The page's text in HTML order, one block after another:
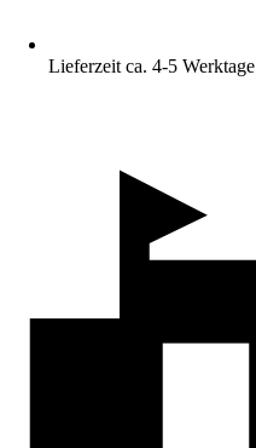
Lieferzeit ca. 4-5 Werktage